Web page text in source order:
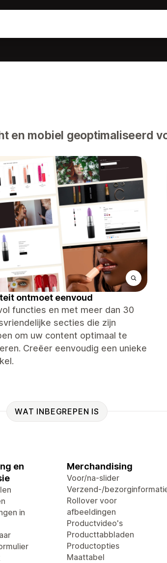
en mobiel geoptimaliseerd
ontmoet eenvoud
functies en met meer dan 30
secties die zijn
om uw content optimaal te
Creëer eenvoudig een unieke
WAT INBEGREPEN IS
en
in
Merchandising
Voor/na-slider
Verzend-/
Rollover voor
afbeeldingen
Productvideo's
Producttabbladen
Productopties
Maattabel